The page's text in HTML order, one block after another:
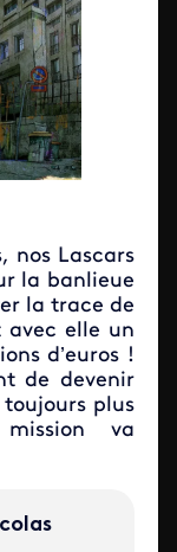
nos Lascars
la banlieue
la trace de
avec elle un
d’euros !
de devenir
toujours plus
va